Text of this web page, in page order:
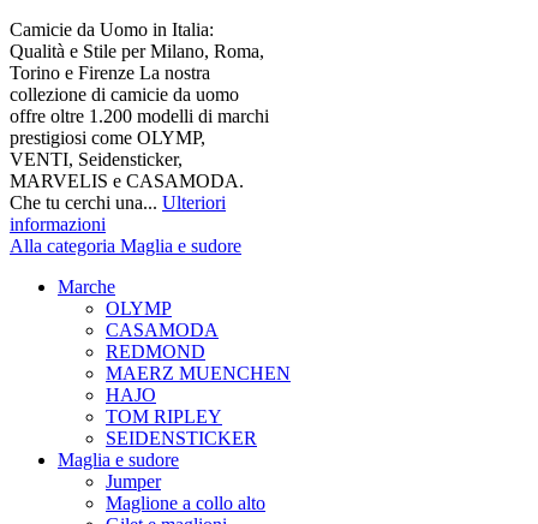
Camicie da Uomo in Italia:
Qualità e Stile per Milano, Roma,
Torino e Firenze La nostra
collezione di camicie da uomo
offre oltre 1.200 modelli di marchi
prestigiosi come OLYMP,
VENTI, Seidensticker,
MARVELIS e CASAMODA.
Che tu cerchi una... Ulteriori
informazioni
Alla categoria Maglia e sudore
Marche
OLYMP
CASAMODA
REDMOND
MAERZ MUENCHEN
HAJO
TOM RIPLEY
SEIDENSTICKER
Maglia e sudore
Jumper
Maglione a collo alto